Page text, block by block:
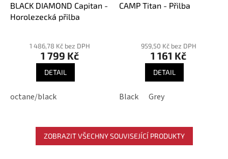
BLACK DIAMOND Capitan -
Horolezecká přilba
hodnocení
produktu
5
1 486,78 Kč bez DPH
1 799 Kč
DETAIL
octane/black
CAMP Titan - Přilba
hodnocení
5
959,50 Kč bez DPH
1 161 Kč
DETAIL
Black Grey
ZOBRAZIT VŠECHNY SOUVISEJÍCÍ PRODUKTY